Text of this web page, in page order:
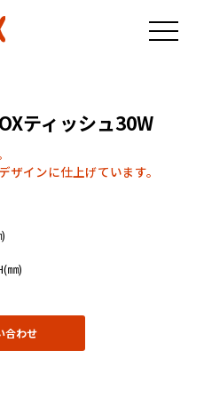
ティッシュ30W
ザインに仕上げています。
㎜)
合わせ